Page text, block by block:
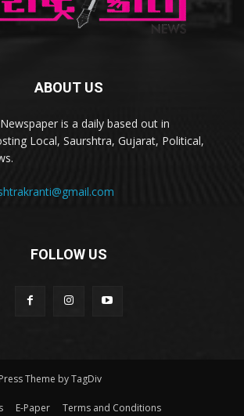
ABOUT US
is a daily based out in
Local, Saurshtra, Gujarat, Political,
FOLLOW US
Theme by TagDiv
E-Paper Terms and Conditions